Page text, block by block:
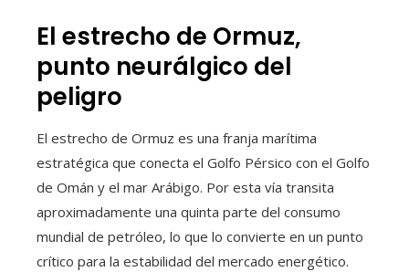
El estrecho de Ormuz,
punto neurálgico del
peligro
El estrecho de Ormuz es una franja marítima
estratégica que conecta el Golfo Pérsico con el Golfo
de Omán y el mar Arábigo. Por esta vía transita
aproximadamente una quinta parte del consumo
mundial de petróleo, lo que lo convierte en un punto
crítico para la estabilidad del mercado energético.